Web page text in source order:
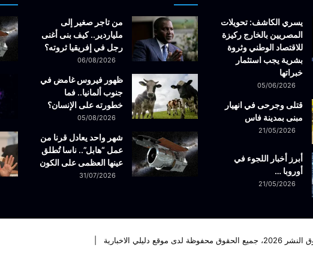
يسري الكاشف: تحويلات
المصريين بالخارج ركيزة
للاقتصاد الوطني وثروة
بشرية يجب استثمار
خبراتها
05/06/2026
قتلى وجرحى في انهيار
مبنى بمدينة فاس
21/05/2026
أبرز أخبار اللجوء في
أوروبا …
21/05/2026
من تاجر صغير إلى
ملياردير.. كيف بنى أغنى
رجل في إفريقيا ثروته؟
06/08/2026
ظهور فيروس غامض في
جنوب ألمانيا.. فما
خطورته على الإنسان؟
05/08/2026
شهر واحد يعادل قرنا من
عمل “هابل”.. ناسا تُطلق
عينها العظمى على الكون
31/07/2026
لدى موقع دليلي الاخبارية |